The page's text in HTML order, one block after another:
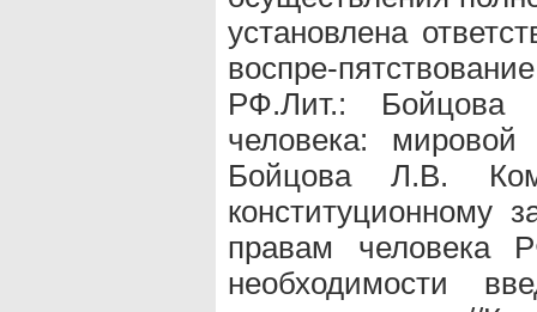
установлена
воспре-
РФ.Лит.:
человека:
Бойцова Л.В.
конституционному
правам
необходимости